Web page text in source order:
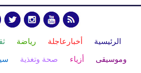
الرئيسية أخبارعاجلة رياضة
وموسيقى أزياء صحة وتغذية